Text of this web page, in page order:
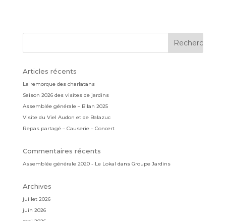
Articles récents
La remorque des charlatans
Saison 2026 des visites de jardins
Assemblée générale – Bilan 2025
Visite du Viel Audon et de Balazuc
Repas partagé – Causerie – Concert
Commentaires récents
Assemblée générale 2020 - Le Lokal dans Groupe Jardins
Archives
juillet 2026
juin 2026